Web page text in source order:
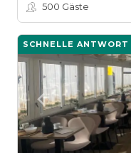
500 Gäste
SCHNELLE ANTWORT